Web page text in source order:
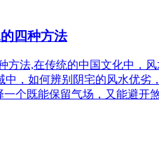
四种方法
方法,在传统的中国文化中，
，如何辨别阴宅的风水优
一个既能保留气场，又能避